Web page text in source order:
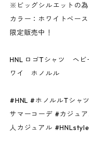
※ビッグシルエットの為
カラー：ホワイトベー
限定販売中！
HNL ロゴTシャツ ヘ
ワイ ホノルル
#HNL #ホノルルTシャ
サマーコーデ #カジュ
人カジュアル #HNLstyle